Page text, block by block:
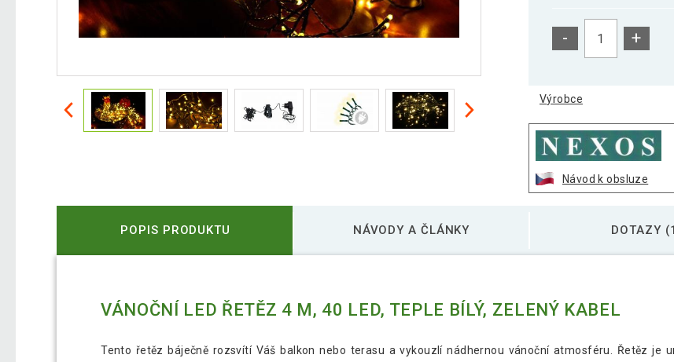
- +
Výrobce
Návod k obsluze
POPIS PRODUKTU NÁVODY A ČLÁNKY DOTAZY
VÁNOČNÍ LED ŘETĚZ 4 M, 40 LED, TEPLE BÍLÝ, ZELENÝ KABEL
Tento řetěz báječně rozsvítí Váš balkon nebo terasu a vykouzlí nádhernou vánoční atmosféru. Řetěz je